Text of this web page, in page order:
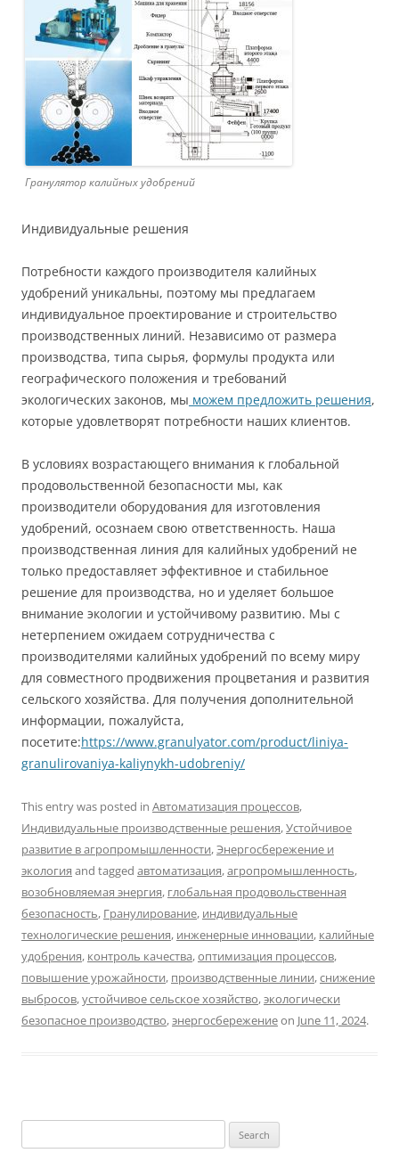
Гранулятор калийных удобрений
Индивидуальные решения
Потребности каждого производителя калийных
удобрений уникальны, поэтому мы предлагаем
индивидуальное проектирование и строительство
производственных линий. Независимо от размера
производства, типа сырья, формулы продукта или
географического положения и требований
экологических законов, мы можем предложить решения,
которые удовлетворят потребности наших клиентов.
В условиях возрастающего внимания к глобальной
продовольственной безопасности мы, как
производители оборудования для изготовления
удобрений, осознаем свою ответственность. Наша
производственная линия для калийных удобрений не
только предоставляет эффективное и стабильное
решение для производства, но и уделяет большое
внимание экологии и устойчивому развитию. Мы с
нетерпением ожидаем сотрудничества с
производителями калийных удобрений по всему миру
для совместного продвижения процветания и развития
сельского хозяйства. Для получения дополнительной
информации, пожалуйста,
посетите:https://www.granulyator.com/product/liniya-
granulirovaniya-kaliynykh-udobreniy/
This entry was posted in Автоматизация процессов,
Индивидуальные производственные решения,Устойчивое
развитие в агропромышленности,Энергосбережение и
экология and tagged автоматизация,агропромышленность,
возобновляемая энергия, глобальная продовольственная
безопасность, Гранулирование, индивидуальные
технологические решения, инженерные инновации, калийные
удобрения, контроль качества,оптимизация процессов,
повышение урожайности, производственные линии,снижение
выбросов,устойчивое сельское хозяйство,экологически
безопасное производство,энергосбережениеon June 11, 2024.
for: